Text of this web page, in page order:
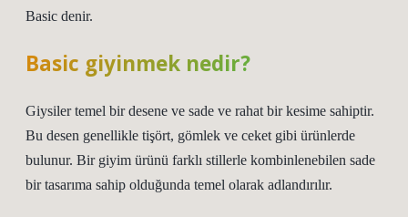
Basic denir.
Basic giyinmek nedir?
Giysiler temel bir desene ve sade ve rahat bir kesime sahiptir.
Bu desen genellikle tişört, gömlek ve ceket gibi ürünlerde
bulunur. Bir giyim ürünü farklı stillerle kombinlenebilen sade
bir tasarıma sahip olduğunda temel olarak adlandırılır.